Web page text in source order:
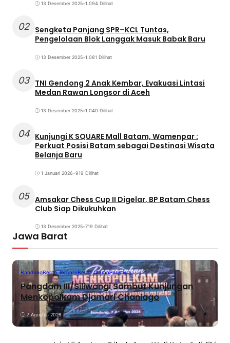
13 Desember 2025•1.094 Dilihat
02 Sengketa Panjang SPR–KCL Tuntas,
Pengelolaan Blok Langgak Masuk Babak Baru
13 Desember 2025•1.081 Dilihat
03 TNI Gendong 2 Anak Kembar, Evakuasi Lintasi
Medan Rawan Longsor di Aceh
13 Desember 2025•1.040 Dilihat
04 Kunjungi K SQUARE Mall Batam, Wamenpar :
Perkuat Posisi Batam sebagai Destinasi Wisata
Belanja Baru
1 Januari 2026•919 Dilihat
05 Amsakar Chess Cup II Digelar, BP Batam Chess
Club Siap Dikukuhkan
13 Desember 2025•719 Dilihat
Jawa Barat
BandungBerita TerbaruBerita UtamaPeristiwa
Pangdam III/Siliwangi Sambut Kunjungan
Menkopolkam Djamari Chaniago
7 Agustus 2026